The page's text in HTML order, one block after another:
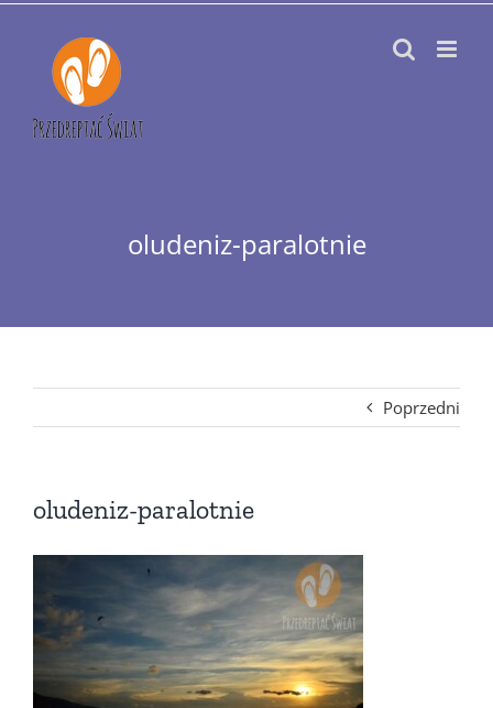
Przejdź
zawartości
oludeniz-paralotnie
Poprzedni
oludeniz-paralotnie